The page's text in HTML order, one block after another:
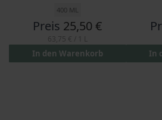
400 ML
Preis 25,50 €
In den Warenkorb In